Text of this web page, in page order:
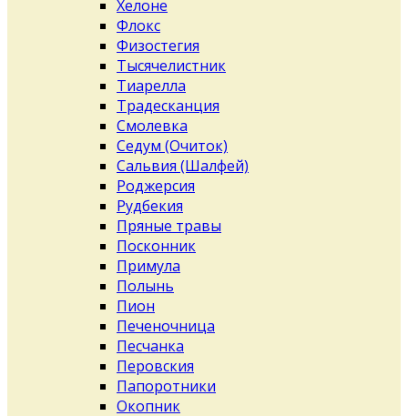
Хелоне
Флокс
Физостегия
Тысячелистник
Тиарелла
Традесканция
Смолевка
Седум (Очиток)
Сальвия (Шалфей)
Роджерсия
Рудбекия
Пряные травы
Посконник
Примула
Полынь
Пион
Печеночница
Песчанка
Перовския
Папоротники
Окопник